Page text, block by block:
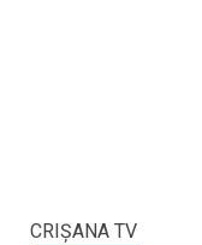
CRIŞANA TV